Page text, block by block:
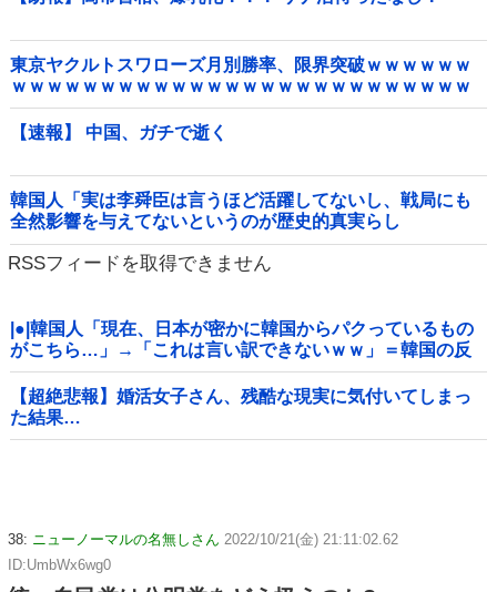
東京ヤクルトスワローズ月別勝率、限界突破ｗｗｗｗｗｗ
ｗｗｗｗｗｗｗｗｗｗｗｗｗｗｗｗｗｗｗｗｗｗｗｗｗｗ
ｗｗｗｗｗｗｗｗｗｗｗ他
【速報】 中国、ガチで逝く
韓国人「実は李舜臣は言うほど活躍してないし、戦局にも
全然影響を与えてないというのが歴史的真実らし
い・・・」
RSSフィードを取得できません
|●|韓国人「現在、日本が密かに韓国からパクっているもの
がこちら…」→「これは言い訳できないｗｗ」＝韓国の反
応
【超絶悲報】婚活女子さん、残酷な現実に気付いてしまっ
た結果…
38: ニューノーマルの名無しさん 2022/10/21(金) 21:11:02.62
ID:UmbWx6wg0